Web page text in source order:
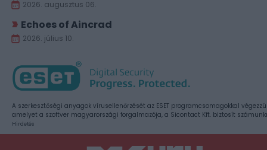
2026. augusztus 06.
Echoes of Aincrad
2026. július 10.
A szerkesztőségi anyagok vírusellenőrzését az ESET programcsomagokkal
amelyet a szoftver magyarországi forgalmazója, a Sicontact Kft. biztosít
Hirdetés